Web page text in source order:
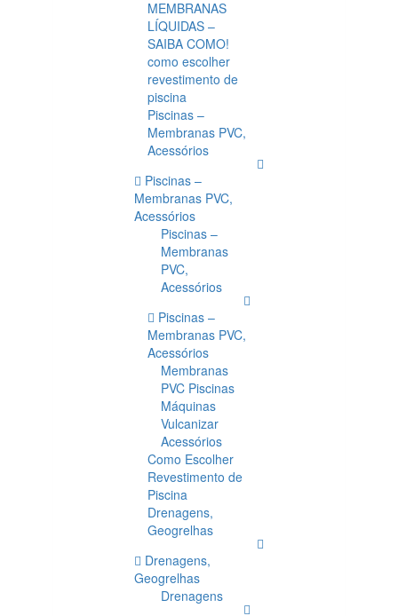
MEMBRANAS
LÍQUIDAS –
SAIBA COMO!
como escolher
revestimento de
piscina
Piscinas –
Membranas PVC,
Acessórios
Piscinas –
Membranas PVC,
Acessórios
Piscinas –
Membranas
PVC,
Acessórios
Piscinas –
Membranas PVC,
Acessórios
Membranas
PVC Piscinas
Máquinas
Vulcanizar
Acessórios
Como Escolher
Revestimento de
Piscina
Drenagens,
Geogrelhas
Drenagens,
Geogrelhas
Drenagens